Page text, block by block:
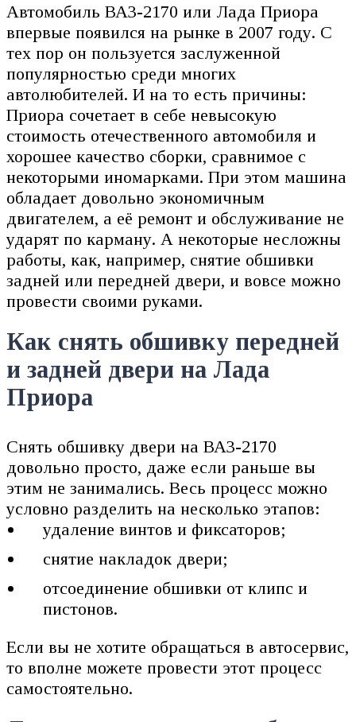
Автомобиль ВАЗ-2170 или Лада Приора
впервые появился на рынке в 2007 году. С
тех пор он пользуется заслуженной
популярностью среди многих
автолюбителей. И на то есть причины:
Приора сочетает в себе невысокую
стоимость отечественного автомобиля и
хорошее качество сборки, сравнимое с
некоторыми иномарками. При этом машина
обладает довольно экономичным
двигателем, а её ремонт и обслуживание не
ударят по карману. А некоторые несложны
работы, как, например, снятие обшивки
задней или передней двери, и вовсе можно
провести своими руками.
Как снять обшивку передней
и задней двери на Лада
Приора
Снять обшивку двери на ВАЗ-2170
довольно просто, даже если раньше вы
этим не занимались. Весь процесс можно
условно разделить на несколько этапов:
удаление винтов и фиксаторов;
снятие накладок двери;
отсоединение обшивки от клипс и
пистонов.
Если вы не хотите обращаться в автосервис,
то вполне можете провести этот процесс
самостоятельно.